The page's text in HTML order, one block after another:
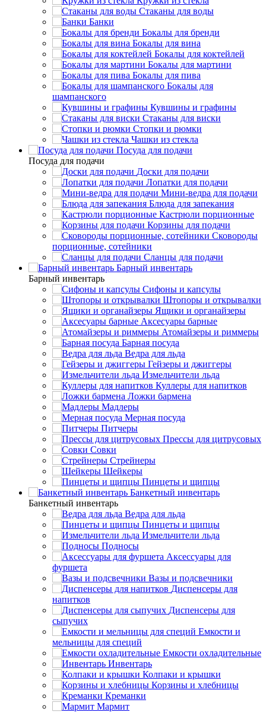
Стаканы для воды
Банки
Бокалы для бренди
Бокалы для вина
Бокалы для коктейлей
Бокалы для мартини
Бокалы для пива
Бокалы для
шампанского
Кувшины и графины
Стаканы для виски
Стопки и рюмки
Чашки из стекла
Посуда для подачи
Посуда для подачи
Доски для подачи
Лопатки для подачи
Мини-ведра для подачи
Блюда для запекания
Кастрюли порционные
Корзины для подачи
Сковороды
порционные, сотейники
Сланцы для подачи
Барный инвентарь
Барный инвентарь
Сифоны и капсулы
Штопоры и открывалки
Ящики и органайзеры
Аксесуары барные
Атомайзеры и риммеры
Барная посуда
Ведра для льда
Гейзеры и джиггеры
Измельчители льда
Куллеры для напитков
Ложки бармена
Мадлеры
Мерная посуда
Питчеры
Прессы для цитрусовых
Совки
Стрейнеры
Шейкеры
Пинцеты и щипцы
Банкетный инвентарь
Банкетный инвентарь
Ведра для льда
Пинцеты и щипцы
Измельчители льда
Подносы
Аксессуары для
фуршета
Вазы и подсвечники
Диспенсеры для
напитков
Диспенсеры для
сыпучих
Емкости и
мельницы для специй
Емкости охладительные
Инвентарь
Колпаки и крышки
Корзины и хлебницы
Креманки
Мармит